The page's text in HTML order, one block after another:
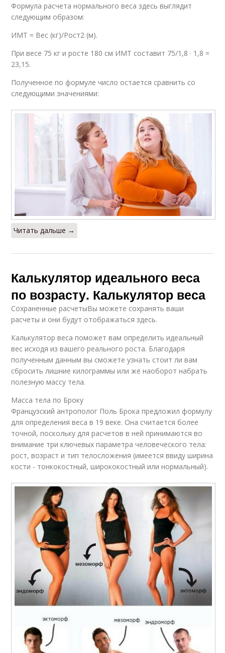
Формула расчета нормального веса здесь выглядит
следующим образом:
ИМТ = Вес (кг)/Рост2 (м).
При весе 75 кг и росте 180 см ИМТ составит 75/1,8 · 1,8 =
23,15.
Полученное по формуле число остается сравнить со
следующими значениями:
Читать дальше →
Калькулятор идеального веса
по возрасту. Калькулятор веса
Сохраненные расчетыВы можете сохранять ваши
расчеты и они будут отображаться здесь.
Калькулятор веса поможет вам определить идеальный
вес исходя из вашего реального роста. Благодаря
полученным данным вы сможете узнать стоит ли вам
сбросить лишние килограммы или же наоборот набрать
полезную массу тела.
Масса тела по Броку
Французский антрополог Поль Брока предложил формулу
для определения веса в 19 веке. Она считается более
точной, поскольку для расчетов в ней принимаются во
внимание три ключевых параметра человеческого тела:
рост, возраст и тип телосложения (имеется ввиду ширина
кости - тонкокостный, ширококостный или нормальный).